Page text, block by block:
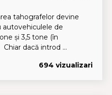
tahografelor devine
autovehiculele de
și 3,5 tone (în
dacă introd ...
694 vizualizari